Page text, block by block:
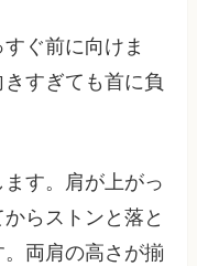
ぐ前に向けま
すぎても首に負
す。肩が上がっ
らストンと落と
両肩の高さが揃